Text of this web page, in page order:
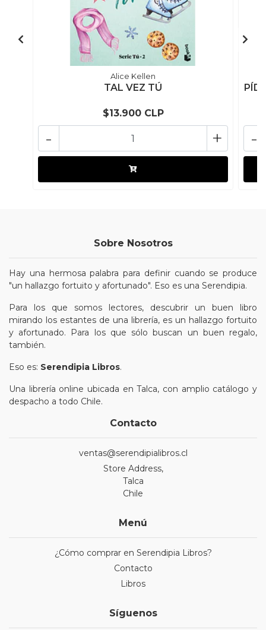
Alice Kellen
TAL VEZ TÚ
$13.900 CLP
- + -
Sobre Nosotros
Hay una hermosa palabra para definir cuando se produce
"un hallazgo fortuito y afortunado". Eso es una Serendipia.
Para los que somos lectores, descubrir un buen libro
mirando los estantes de una librería, es un hallazgo fortuito
y afortunado. Para los que sólo buscan un buen regalo,
también.
Eso es: Serendipia Libros.
Una librería online ubicada en Talca, con amplio catálogo y
despacho a todo Chile.
Contacto
ventas@serendipialibros.cl
Store Address,
Talca
Chile
Menú
¿Cómo comprar en Serendipia Libros?
Contacto
Libros
Síguenos